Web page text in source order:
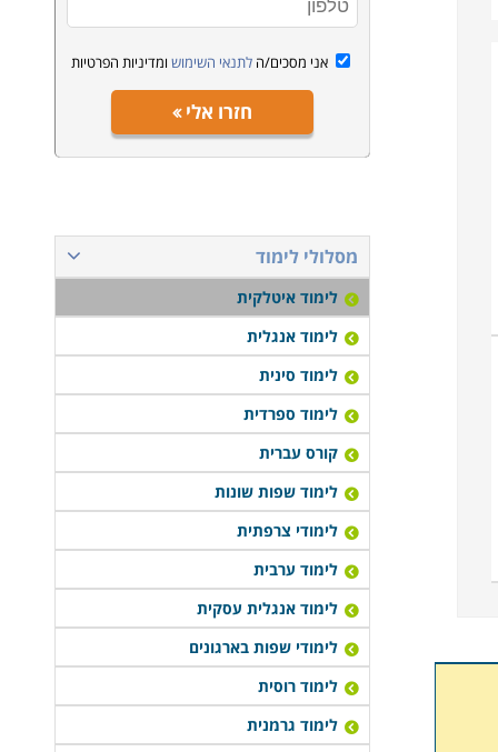
אני מסכים/הלתנאי השימוש ומדיניות הפרטיות
חזרו אלי
מסלולי לימוד
לימוד איטלקית
לימוד אנגלית
לימוד סינית
לימוד ספרדית
קורס עברית
לימוד שפות שונות
לימודי צרפתית
לימוד ערבית
לימוד אנגלית עסקית
לימודי שפות בארגונים
לימוד רוסית
לימוד גרמנית